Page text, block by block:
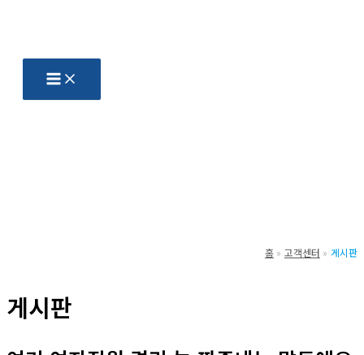
홈 고객센터 게시판
게시판